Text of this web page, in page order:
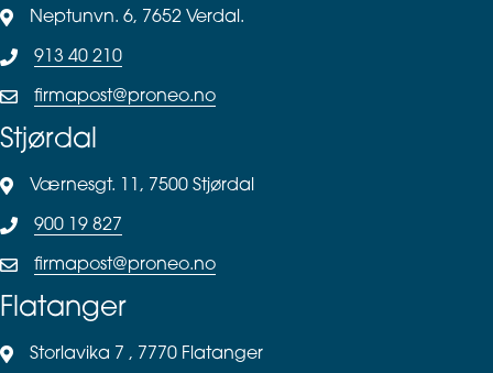
Neptunvn. 6, 7652 Verdal.
913 40 210
firmapost@proneo.no
Stjørdal
Værnesgt. 11, 7500 Stjørdal
900 19 827
firmapost@proneo.no
Flatanger
Storlavika 7 , 7770 Flatanger